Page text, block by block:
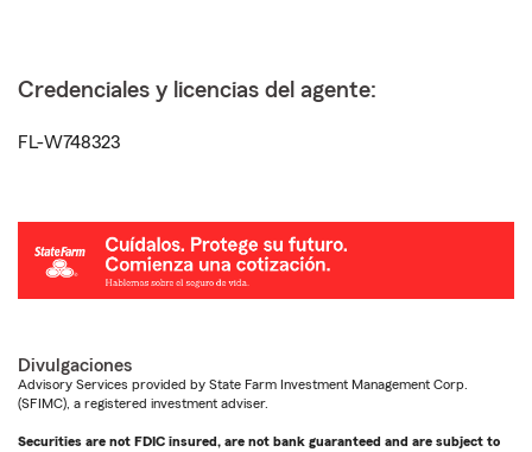
Credenciales y licencias del agente:
FL-W748323
Divulgaciones
Advisory Services provided by State Farm Investment Management Corp.
(SFIMC), a registered investment adviser.
Securities are not FDIC insured, are not bank guaranteed and are subject to